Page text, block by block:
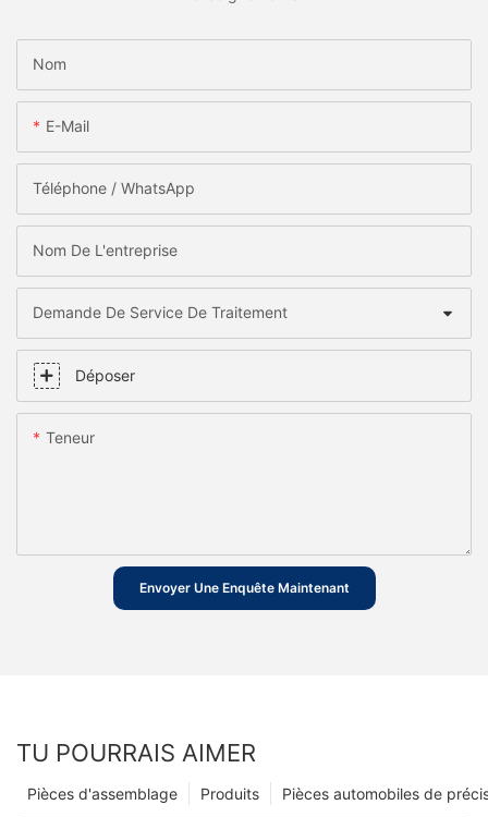
Nom
E-Mail
Téléphone / WhatsApp
Nom De L'entreprise
Demande De Service De Traitement
Déposer
Teneur
Envoyer Une Enquête Maintenant
TU POURRAIS AIMER
Pièces automobiles de
Produits
Pièces d'assemblage